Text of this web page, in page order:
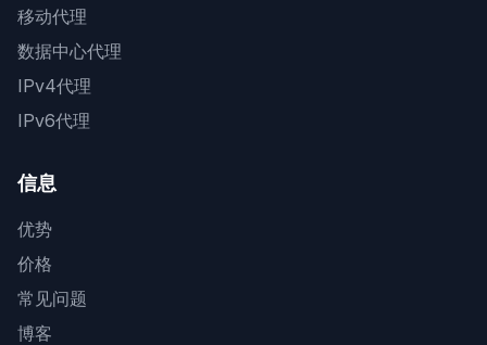
移动代理
数据中心代理
IPv4代理
IPv6代理
信息
优势
价格
常见问题
博客